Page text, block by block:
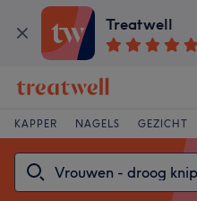
Treatwell
KAPPER NAGELS GEZICHT